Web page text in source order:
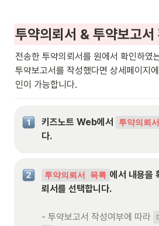
투약의뢰서 & 투약보고서
전송한 투약의뢰서를 원에서 확인하였
투약보고서를 작성했다면 상세페이지
인이 가능합니다.
키즈노트 Web에서 투약의뢰
다.
투약의뢰서 목록 에서 내용을
뢰서를 선택합니다.
- 투약보고서 작성여부에 따라